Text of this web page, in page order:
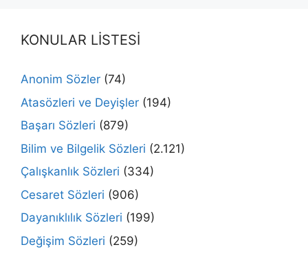
KONULAR LİSTESİ
Anonim Sözler (74)
Atasözleri ve Deyişler (194)
Başarı Sözleri (879)
Bilim ve Bilgelik Sözleri (2.121)
Çalışkanlık Sözleri (334)
Cesaret Sözleri (906)
Dayanıklılık Sözleri (199)
Değişim Sözleri (259)